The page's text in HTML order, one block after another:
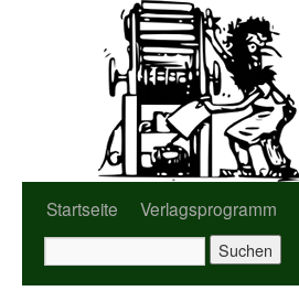
Startseite Verlagsprogramm